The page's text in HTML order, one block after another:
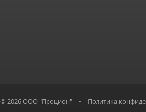
© 2026 ООО "Процион" • Политика